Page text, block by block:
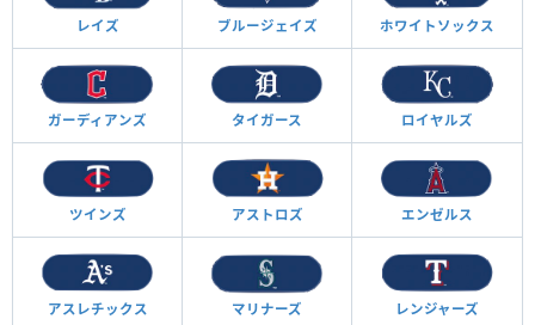
レイズ ブルージェイズ ホワイトソックス
ガーディアンズ タイガース ロイヤルズ
ツインズ アストロズ エンゼルス
アスレチックス マリナーズ レンジャーズ